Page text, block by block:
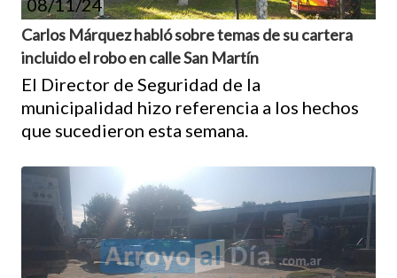
08/11/24
Carlos Márquez habló sobre temas de su cartera
incluido el robo en calle San Martín
El Director de Seguridad de la
municipalidad hizo referencia a los hechos
que sucedieron esta semana.